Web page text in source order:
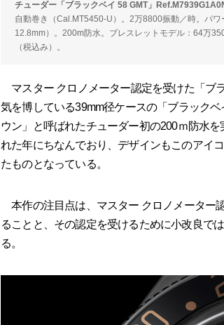
チューダー「ブラックベイ 58 GMT」
自動巻き（Cal.MT5450-U）。2万8800振動／時。パ
12.8mm）。200m防水。ブレスレットモデル：64万
（税込み）。
マスター クロノメーター認定を受けた「ブ
気を博している39mm径ケースの「ブラック
ウン」と呼ばれたチューダー初の200ｍ防水
れた年にちなんでおり、デザインもこのアイ
たものとなっている。
本作の注目点は、マスター クロノメーター
ることと、その認定を受けるために小改良で
る。